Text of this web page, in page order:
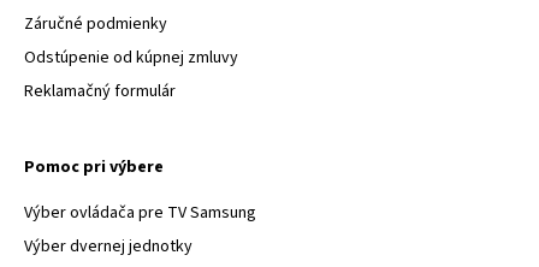
Záručné podmienky
Odstúpenie od kúpnej zmluvy
Reklamačný formulár
Pomoc pri výbere
Výber ovládača pre TV Samsung
Výber dvernej jednotky